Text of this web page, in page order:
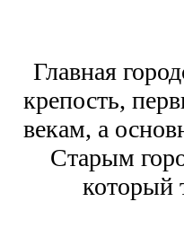
Главная
крепость,
векам, а
Старым
который